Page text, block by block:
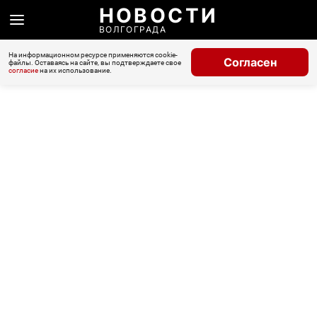
НОВОСТИ
ВОЛГОГРАДА
На информационном ресурсе применяются cookie-
файлы. Оставаясь на сайте, вы подтверждаете свое
согласиена их использование.
Согласен